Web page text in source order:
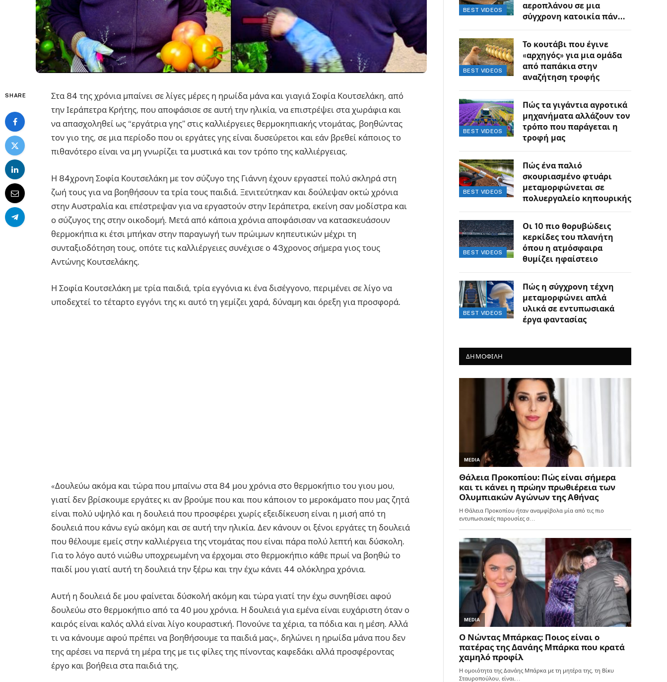
SHARE
Στα 84 της χρόνια μπαίνει σε λίγες μέρες η ηρωίδα μάνα και γιαγιά Σοφία Κουτσελάκη, από
την Ιεράπετρα Κρήτης, που αποφάσισε σε αυτή την ηλικία, να επιστρέψει στα χωράφια και
να απασχοληθεί ως “εργάτρια γης” στις καλλιέργειες θερμοκηπιακής ντομάτας, βοηθώντας
τον γιο της, σε μια περίοδο που οι εργάτες γης είναι δυσεύρετοι και εάν βρεθεί κάποιος το
πιθανότερο είναι να μη γνωρίζει τα μυστικά και τον τρόπο της καλλιέργειας.
Η 84χρονη Σοφία Κουτσελάκη με τον σύζυγο της Γιάννη έχουν εργαστεί πολύ σκληρά στη
ζωή τους για να βοηθήσουν τα τρία τους παιδιά. Ξενιτεύτηκαν και δούλεψαν οκτώ χρόνια
στην Αυστραλία και επέστρεψαν για να εργαστούν στην Ιεράπετρα, εκείνη σαν μοδίστρα και
ο σύζυγος της στην οικοδομή. Μετά από κάποια χρόνια αποφάσισαν να κατασκευάσουν
θερμοκήπια κι έτσι μπήκαν στην παραγωγή των πρώιμων κηπευτικών μέχρι τη
συνταξιοδότηση τους, οπότε τις καλλιέργειες συνέχισε ο 43χρονος σήμερα γιος τους
Αντώνης Κουτσελάκης.
Η Σοφία Κουτσελάκη με τρία παιδιά, τρία εγγόνια κι ένα δισέγγονο, περιμένει σε λίγο να
υποδεχτεί το τέταρτο εγγόνι της κι αυτό τη γεμίζει χαρά, δύναμη και όρεξη για προσφορά.
«Δουλεύω ακόμα και τώρα που μπαίνω στα 84 μου χρόνια στο θερμοκήπιο του γιου μου,
γιατί δεν βρίσκουμε εργάτες κι αν βρούμε που και που κάποιον το μεροκάματο που μας ζητά
είναι πολύ υψηλό και η δουλειά που προσφέρει χωρίς εξειδίκευση είναι η μισή από τη
δουλειά που κάνω εγώ ακόμη και σε αυτή την ηλικία. Δεν κάνουν οι ξένοι εργάτες τη δουλειά
που θέλουμε εμείς στην καλλιέργεια της ντομάτας που είναι πάρα πολύ λεπτή και δύσκολη.
Για το λόγο αυτό νιώθω υποχρεωμένη να έρχομαι στο θερμοκήπιο κάθε πρωί να βοηθώ το
παιδί μου γιατί αυτή τη δουλειά την ξέρω και την έχω κάνει 44 ολόκληρα χρόνια.
Αυτή η δουλειά δε μου φαίνεται δύσκολή ακόμη και τώρα γιατί την έχω συνηθίσει αφού
δουλεύω στο θερμοκήπιο από τα 40 μου χρόνια. Η δουλειά για εμένα είναι ευχάριστη όταν ο
καιρός είναι καλός αλλά είναι λίγο κουραστική. Πονούνε τα χέρια, τα πόδια και η μέση. Αλλά
τι να κάνουμε αφού πρέπει να βοηθήσουμε τα παιδιά μας», δηλώνει η ηρωίδα μάνα που δεν
της αρέσει να περνά τη μέρα της με τις φίλες της πίνοντας καφεδάκι αλλά προσφέροντας
έργο και βοήθεια στα παιδιά της.
BEST VIDEOS
αεροπλάνου σε μια
σύγχρονη κατοικία πάνω
BEST VIDEOS
Το κουτάβι που έγινε
«αρχηγός» για μια ομάδα
από παπάκια στην
αναζήτηση τροφής
BEST VIDEOS
Πώς τα γιγάντια αγροτικά
μηχανήματα αλλάζουν τον
τρόπο που παράγεται η
τροφή μας
BEST VIDEOS
Πώς ένα παλιό
σκουριασμένο φτυάρι
μεταμορφώνεται σε
πολυεργαλείο κηπουρικής
BEST VIDEOS
Οι 10 πιο θορυβώδεις
κερκίδες του πλανήτη
όπου η ατμόσφαιρα
θυμίζει ηφαίστειο
BEST VIDEOS
Πώς η σύγχρονη τέχνη
μεταμορφώνει απλά
υλικά σε εντυπωσιακά
έργα φαντασίας
ΔΗΜΟΦΙΛΗ